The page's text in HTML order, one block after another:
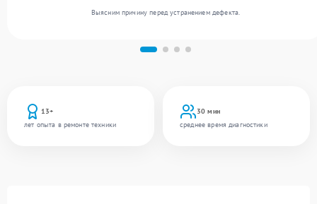
13+
лет опыта в ремонте техники
30 мин
среднее время диагностики
Выясним причину перед устранением дефекта.